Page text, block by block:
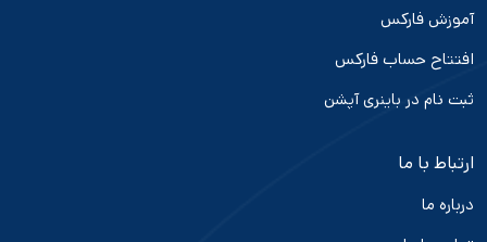
آموزش فارکس
افتتاح حساب فارکس
ثبت نام در باینری آپشن
ارتباط با ما
درباره ما